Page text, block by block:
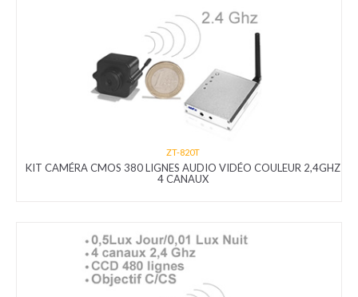
ZT-820T
KIT CAMÉRA CMOS 380 LIGNES AUDIO VIDÉO COULEUR 2,4GHZ
4 CANAUX